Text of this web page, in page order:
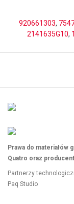
920661303,
2141635G10,
Prawa do
Quatro oraz
Partnerzy
Paq Studio